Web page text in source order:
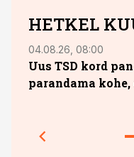
HETKEL
04.08.26, 08:00
Uus TSD kord
parandama